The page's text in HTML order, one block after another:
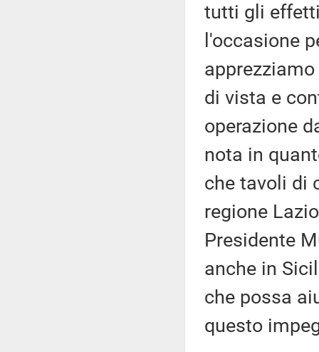
tutti gli
l'occasione
di vista e
operazione
nota in
che tavoli di
regione
Presidente
anche in
che possa
questo